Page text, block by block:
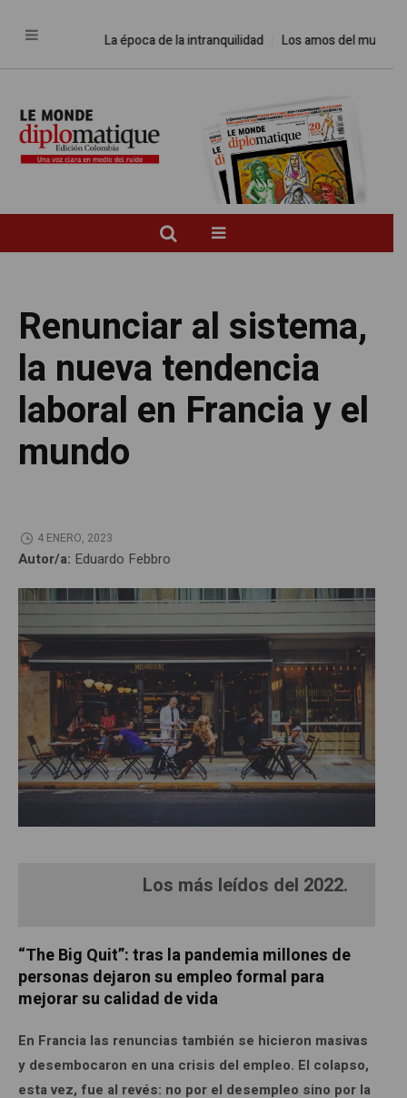
La época de la intranquilidad Los amos del mundo
Renunciar al sistema,
la nueva tendencia
laboral en Francia y el
mundo
4 ENERO, 2023
Autor/a: Eduardo Febbro
Los más leídos del 2022.
“The Big Quit”: tras la pandemia millones de
personas dejaron su empleo formal para
mejorar su calidad de vida
En Francia las renuncias también se hicieron masivas
y desembocaron en una crisis del empleo. El colapso,
esta vez, fue al revés: no por el desempleo sino por la